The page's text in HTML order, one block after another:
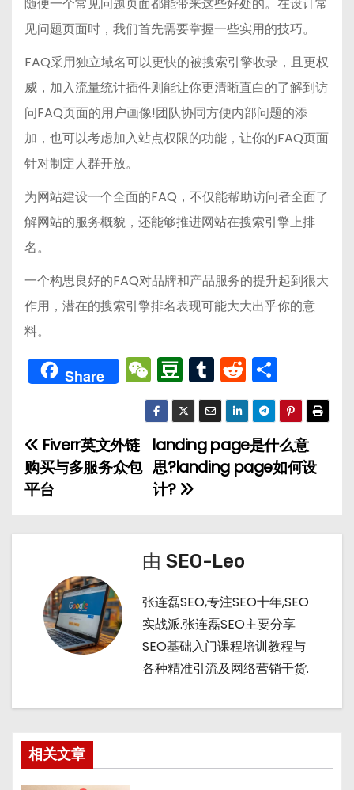
见问题页面时，我们首先需要掌握一些实用的技巧。
FAQ采用独立域名可以更快的被搜索引擎收录，且更权
威，加入流量统计插件则能让你更清晰直白的了解到访
问FAQ页面的用户画像!团队协同方便内部问题的添
加，也可以考虑加入站点权限的功能，让你的FAQ页面
针对制定人群开放。
为网站建设一个全面的FAQ，不仅能帮助访问者全面了
解网站的服务概貌，还能够推进网站在搜索引擎上排
名。
一个构思良好的FAQ对品牌和产品服务的提升起到很大
作用，潜在的搜索引擎排名表现可能大大出乎你的意
料。
Share W
e
C
h
a
t
D
o
u
b
a
n
T
u
m
bl
r
R
e
d
di
t
享
文
章
landing page是什么意
思?landing page如何设
计?
Fiverr英文外链
购买与多服务众包
平台
由 SEO-Leo
张连磊SEO,专注SEO十年,SEO
实战派.张连磊SEO主要分享
SEO基础入门课程培训教程与
各种精准引流及网络营销干货.
相关文章